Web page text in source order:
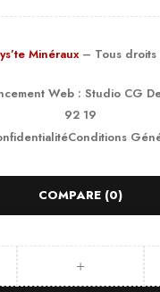
Minéraux – Tous droits
Web : Studio CG
92 19
Conditions
COMPARE (0)